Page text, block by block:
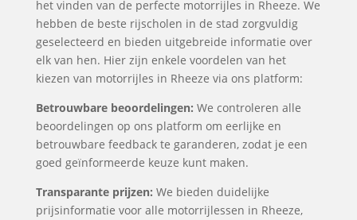
het vinden van de perfecte motorrijles in Rheeze. We
hebben de beste rijscholen in de stad zorgvuldig
geselecteerd en bieden uitgebreide informatie over
elk van hen. Hier zijn enkele voordelen van het
kiezen van motorrijles in Rheeze via ons platform:
Betrouwbare beoordelingen: We controleren alle
beoordelingen op ons platform om eerlijke en
betrouwbare feedback te garanderen, zodat je een
goed geïnformeerde keuze kunt maken.
Transparante prijzen: We bieden duidelijke
prijsinformatie voor alle motorrijlessen in Rheeze,